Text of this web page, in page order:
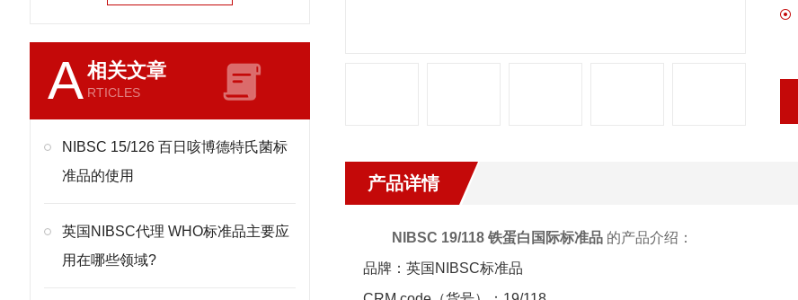
A相关文章
RTICLES
NIBSC 15/126 百日咳博德特氏菌标
准品的使用
英国NIBSC代理 WHO标准品主要应
用在哪些领域?
产品详情
NIBSC 19/118 铁蛋白国际标准品 的产品介绍：
品牌：英国NIBSC标准品